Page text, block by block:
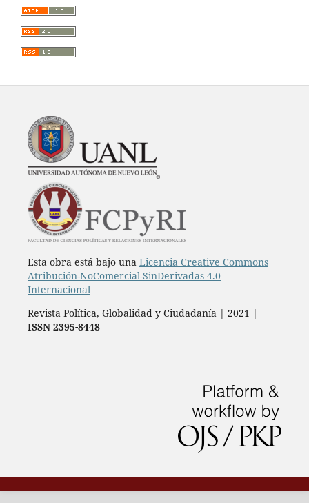
Esta obra está bajo una Licencia Creative Commons
Atribución-NoComercial-SinDerivadas 4.0
Internacional
Revista Política, Globalidad y Ciudadanía | 2021 |
ISSN 2395-8448